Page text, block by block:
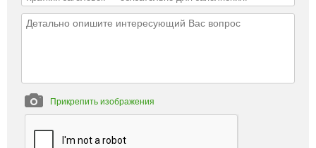
Прикрепить изображения